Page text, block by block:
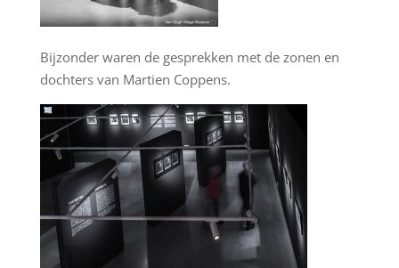
Bijzonder waren de gesprekken met de zonen en
dochters van Martien Coppens.